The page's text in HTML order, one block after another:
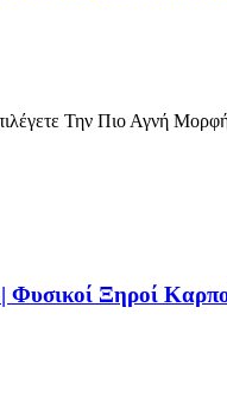
Την Πιο Αγνή
Ξηροί